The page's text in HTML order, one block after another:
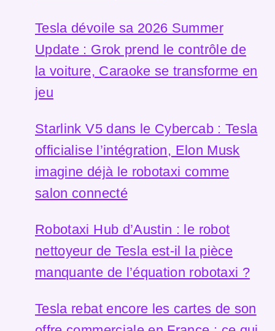
Tesla dévoile sa 2026 Summer
Update : Grok prend le contrôle de
la voiture, Caraoke se transforme en
jeu
Starlink V5 dans le Cybercab : Tesla
officialise l’intégration, Elon Musk
imagine déjà le robotaxi comme
salon connecté
Robotaxi Hub d’Austin : le robot
nettoyeur de Tesla est-il la pièce
manquante de l’équation robotaxi ?
Tesla rebat encore les cartes de son